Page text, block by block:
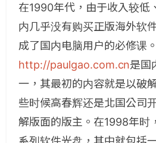
在1990年代，由于收入较低
内几乎没有购买正版海外软
成了国内电脑用户的必修课
http://paulgao.com.cn是国
一，其最初的内容就是以破
些时候高春辉还是北国公司
解版面的版主。在1998年时